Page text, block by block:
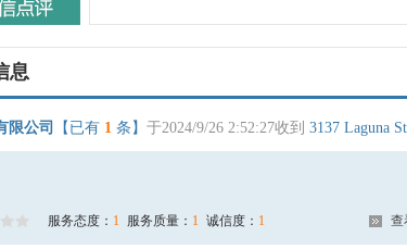
息
限公司 【已有 1 条】 于2024/9/26 2:52:27收到 3137 Laguna
服务态度： 1 服务质量： 1 诚信度： 1 查